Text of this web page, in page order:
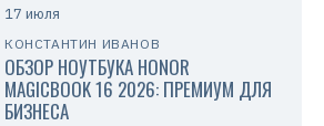
17 июля
КОНСТАНТИН ИВАНОВ
ОБЗОР НОУТБУКА HONOR
MAGICBOOK 16 2026: ПРЕМИУМ ДЛЯ
БИЗНЕСА